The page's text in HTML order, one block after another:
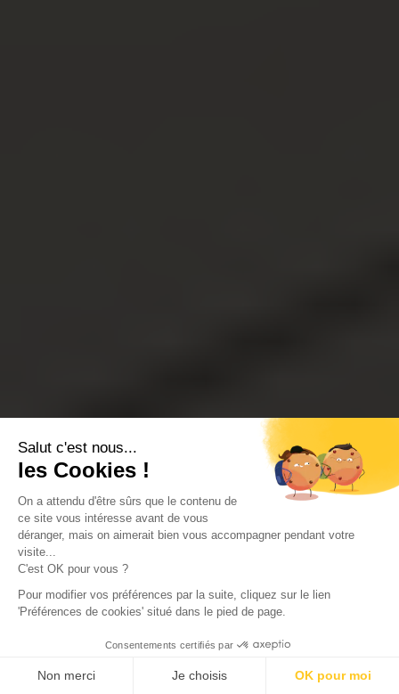
Salut c'est nous...
les Cookies !
On a attendu d'être sûrs que le contenu de
ce site vous intéresse avant de vous
déranger, mais on aimerait bien vous accompagner pendant votre
visite...
C'est OK pour vous ?
Pour modifier vos préférences par la suite, cliquez sur le lien
'Préférences de cookies' situé dans le pied de page.
Consentements certifiés par
Non merci Je choisis OK pour moi